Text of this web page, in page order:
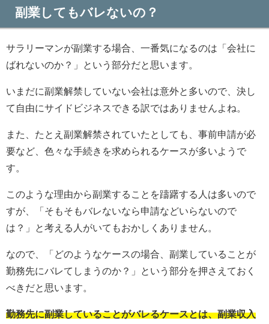
副業してもバレないの？
サラリーマンが副業する場合、一番気になるのは「会社に
ばれないのか？」という部分だと思います。
いまだに副業解禁していない会社は意外と多いので、決し
て自由にサイドビジネスできる訳ではありませんよね。
また、たとえ副業解禁されていたとしても、事前申請が必
要など、色々な手続きを求められるケースが多いようで
す。
このような理由から副業することを躊躇する人は多いので
すが、「そもそもバレないなら申請などいらないので
は？」と考える人がいてもおかしくありません。
なので、「どのようなケースの場合、副業していることが
勤務先にバレてしまうのか？」という部分を押さえておく
べきだと思います。
勤務先に副業していることがバレるケースとは、副業収入